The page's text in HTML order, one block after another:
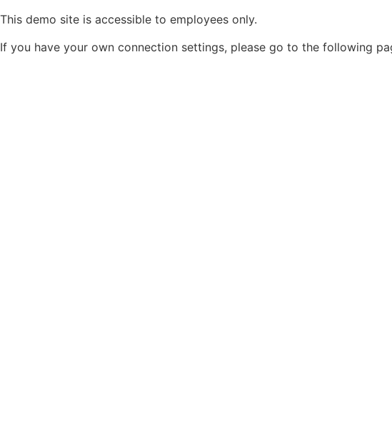
This demo site is accessible to employees only.
If you have your own connection settings, please go to the following